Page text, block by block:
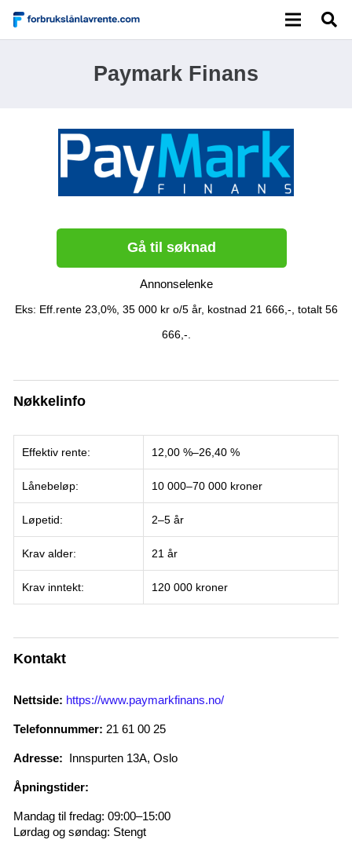
Paymark Finans
Gå til søknad
Annonselenke
Eks: Eff.rente 23,0%, 35 000 kr o/5 år, kostnad 21 666,-, totalt 56
666,-.
Nøkkelinfo
Effektiv rente: 12,00 %–26,40 %
Lånebeløp: 10 000–70 000 kroner
Løpetid: 2–5 år
Krav alder: 21 år
Krav inntekt: 120 000 kroner
Kontakt
Nettside: https://www.paymarkfinans.no/
Telefonnummer: 21 61 00 25
Adresse: Innspurten 13A, Oslo
Åpningstider:
Mandag til fredag: 09:00–15:00
Lørdag og søndag: Stengt